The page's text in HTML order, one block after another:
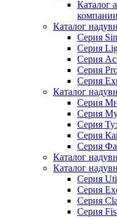
Каталог
компании
Каталог
Серия
Серия
Серия
Серия
Серия
Каталог
Серия
Серия
Серия
Серия
Серия
Каталог
Каталог
Серия
Серия
Серия
Серия